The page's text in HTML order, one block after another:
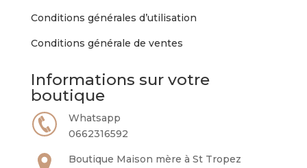
Conditions générales d’utilisation
Conditions générale de ventes
Informations sur votre
boutique
Whatsapp
0662316592
Boutique Maison mère à St Tropez